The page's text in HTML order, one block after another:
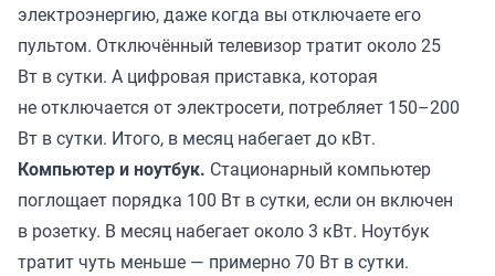
электроэнергию, даже когда вы отключаете его
пультом. Отключённый телевизор тратит около 25
Вт в сутки. А цифровая приставка, которая
не отключается от электросети, потребляет 150–200
Вт в сутки. Итого, в месяц набегает до кВт.
Компьютер и ноутбук. Стационарный компьютер
поглощает порядка 100 Вт в сутки, если он включен
в розетку. В месяц набегает около 3 кВт. Ноутбук
тратит чуть меньше — примерно 70 Вт в сутки.